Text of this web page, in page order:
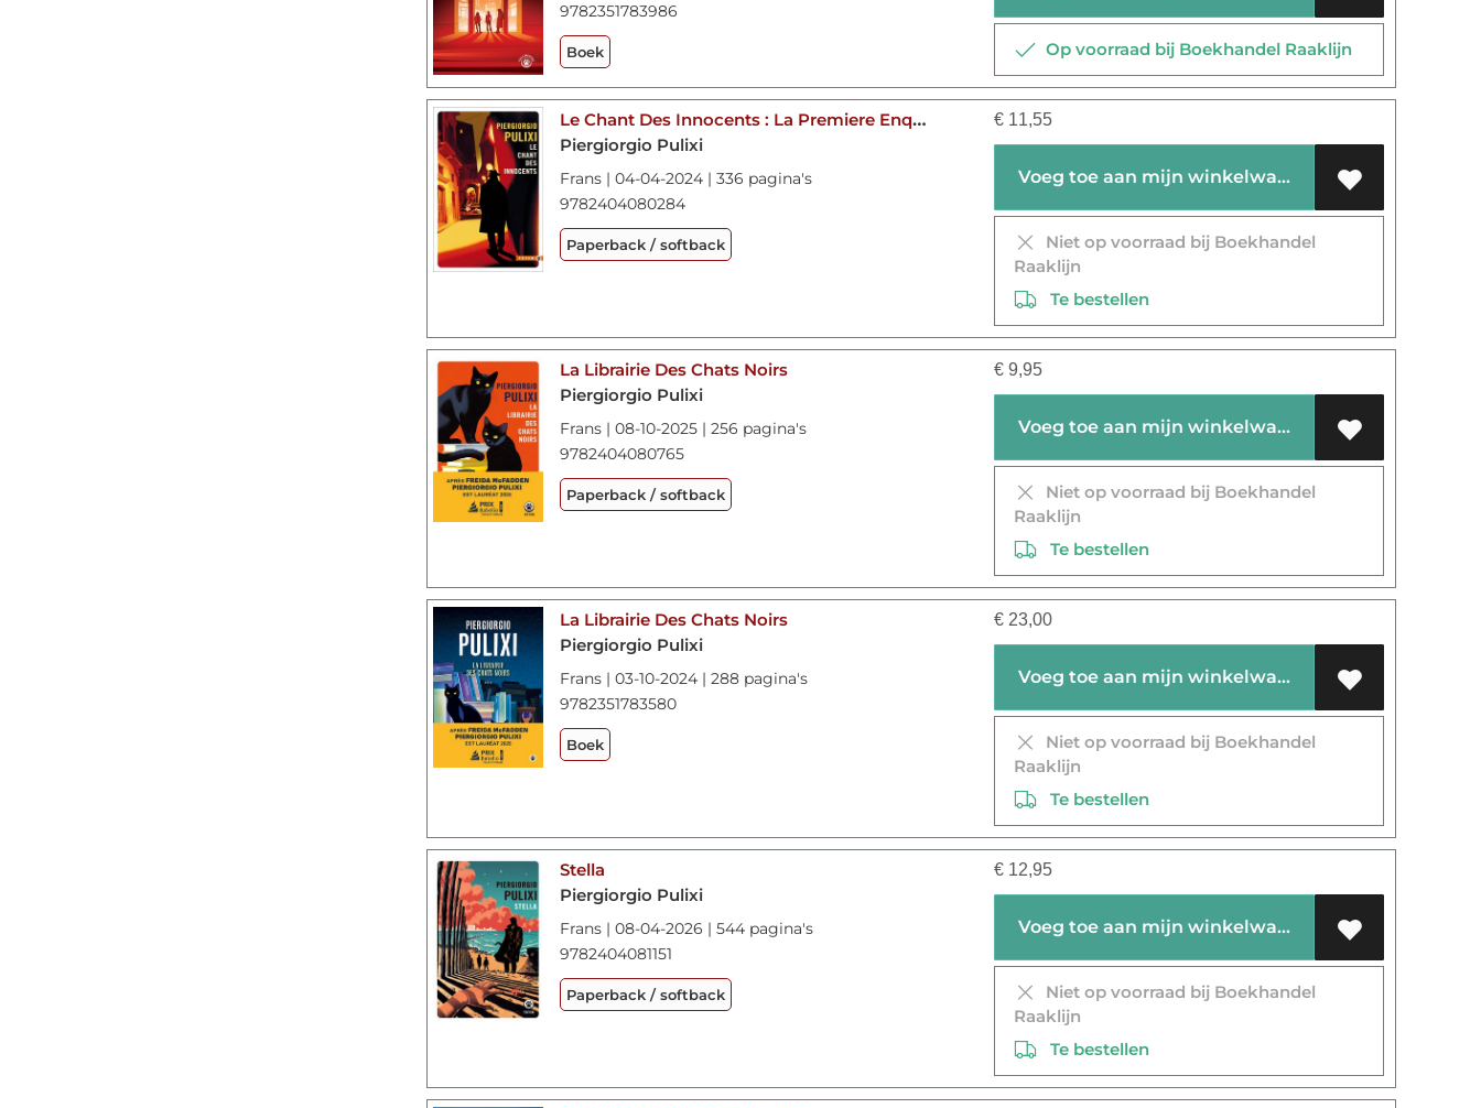
9782351783986
Boek Op voorraad bij Boekhandel Raaklijn
Le Chant Des Innocents : La Premiere Enquete De Vito Strega
Piergiorgio Pulixi
Frans | 04-04-2024 | 336 pagina's
9782404080284
Paperback / softback
€ 11,55
Voeg toe aan mijn winkelwagen
Niet op voorraad bij Boekhandel
Raaklijn
Te bestellen
La Librairie Des Chats Noirs
Piergiorgio Pulixi
Frans | 08-10-2025 | 256 pagina's
9782404080765
Paperback / softback
€ 9,95
Voeg toe aan mijn winkelwagen
Niet op voorraad bij Boekhandel
Raaklijn
Te bestellen
La Librairie Des Chats Noirs
Piergiorgio Pulixi
Frans | 03-10-2024 | 288 pagina's
9782351783580
Boek
€ 23,00
Voeg toe aan mijn winkelwagen
Niet op voorraad bij Boekhandel
Raaklijn
Te bestellen
Stella
Piergiorgio Pulixi
Frans | 08-04-2026 | 544 pagina's
9782404081151
Paperback / softback
€ 12,95
Voeg toe aan mijn winkelwagen
Niet op voorraad bij Boekhandel
Raaklijn
Te bestellen